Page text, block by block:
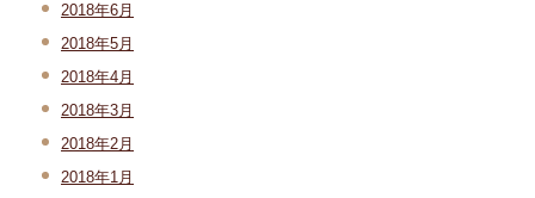
2018年6月
2018年5月
2018年4月
2018年3月
2018年2月
2018年1月